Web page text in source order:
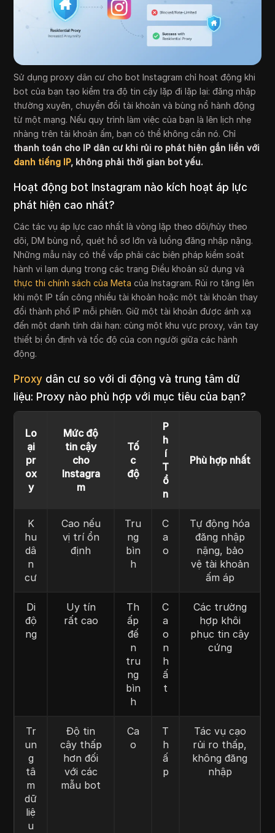
Sử dụng proxy dân cư cho bot Instagram chỉ hoạt động khi
bot của bạn tạo kiểm tra độ tin cậy lặp đi lặp lại: đăng nhập
thường xuyên, chuyển đổi tài khoản và bùng nổ hành động
từ một mạng. Nếu quy trình làm việc của bạn là lên lịch nhẹ
nhàng trên tài khoản ấm, bạn có thể không cần nó. Chỉ
thanh toán cho IP dân cư khi rủi ro phát hiện gắn liền với
danh tiếng IP, không phải thời gian bot yếu.
Hoạt động bot Instagram nào kích hoạt áp lực
phát hiện cao nhất?
Các tác vụ áp lực cao nhất là vòng lặp theo dõi/hủy theo
dõi, DM bùng nổ, quét hồ sơ lớn và luồng đăng nhập nặng.
Những mẫu này có thể vấp phải các biện pháp kiểm soát
hành vi lạm dụng trong các trang Điều khoản sử dụng và
thực thi chính sách của Meta của Instagram. Rủi ro tăng lên
khi một IP tấn công nhiều tài khoản hoặc một tài khoản thay
đổi thành phố IP mỗi phiên. Giữ một tài khoản được ánh xạ
đến một danh tính dài hạn: cùng một khu vực proxy, vân tay
thiết bị ổn định và tốc độ của con người giữa các hành
động.
Proxy dân cư so với di động và trung tâm dữ
liệu: Proxy nào phù hợp với mục tiêu của bạn?
Lo
ại
pr
ox
y
Mức độ
tin cậy
cho
Instagra
m
Tố
c
độ
P
h
í
T
ổ
n
Phù hợp nhất
K
hu
dâ
n
cư
Cao nếu
vị trí ổn
định
Tru
ng
bìn
h
C
a
o
Tự động hóa
đăng nhập
nặng, bảo
vệ tài khoản
ấm áp
Di
độ
ng
Uy tín
rất cao
Th
ấp
đế
n
tru
ng
bìn
h
C
a
o
n
h
ấ
t
Các trường
hợp khôi
phục tin cậy
cứng
Tr
un
g
tâ
m
dữ
liệ
u
Độ tin
cậy thấp
hơn đối
với các
mẫu bot
Ca
o
T
h
ấ
p
Tác vụ cạo
rủi ro thấp,
không đăng
nhập